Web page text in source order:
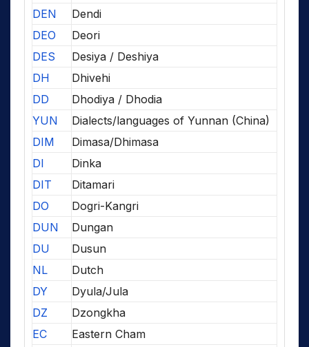
DEN
Dendi
DEO
Deori
DES
Desiya / Deshiya
DH
Dhivehi
DD
Dhodiya / Dhodia
YUN
Dialects/languages of Yunnan (China)
DIM
Dimasa/Dhimasa
DI
Dinka
DIT
Ditamari
DO
Dogri-Kangri
DUN
Dungan
DU
Dusun
NL
Dutch
DY
Dyula/Jula
DZ
Dzongkha
EC
Eastern Cham